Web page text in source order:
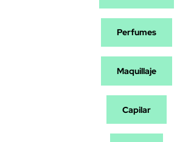
Perfumes
Maquillaje
Capilar